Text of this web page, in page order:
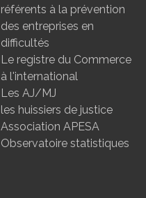
référents à la prévention
des entreprises en
difficultés
Le registre du Commerce
à l'international
Les AJ/MJ
les huissiers de justice
Association APESA
Observatoire statistiques